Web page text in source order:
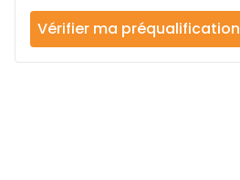
Vérifier ma préqualification